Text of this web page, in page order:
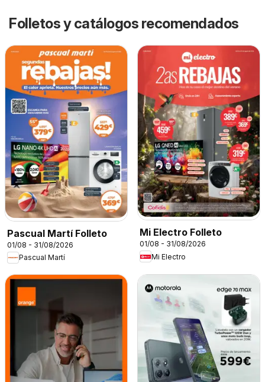
Folletos y catálogos recomendados
Pascual Martí Folleto
01/08 - 31/08/2026
Pascual Martí
Mi Electro Folleto
01/08 - 31/08/2026
Mi Electro